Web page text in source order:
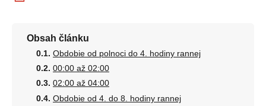
Obsah článku
Obdobie od polnoci do 4. hodiny rannej
00:00 až 02:00
02:00 až 04:00
Obdobie od 4. do 8. hodiny rannej